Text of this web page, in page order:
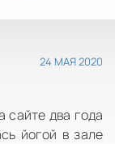
24 МАЯ 2020
сайте два года
йогой в зале